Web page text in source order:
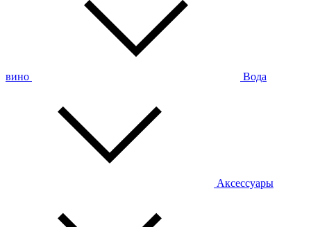
вино Вода
Аксессуары